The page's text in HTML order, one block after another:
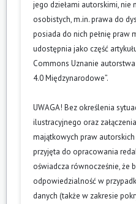
jego dziełami autorskimi, nie
osobistych, m.in. prawa do
posiada do nich pełnię praw
udostępnia jako część
Commons Uznanie
4.0 Międzynarodowe”.
UWAGA! Bez określenia
ilustracyjnego oraz
majątkowych praw
przyjęta do opracowania
oświadcza równocześnie, że
odpowiedzialność w
danych (także w zakresie